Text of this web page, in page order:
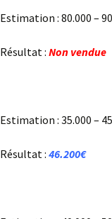
Estimation : 80.000 –
Résultat : Non vendue
Estimation : 35.000 –
Résultat : 46.200€